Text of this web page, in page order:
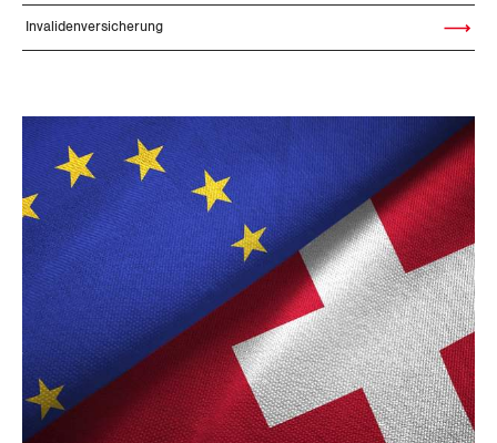
Invalidenversicherung